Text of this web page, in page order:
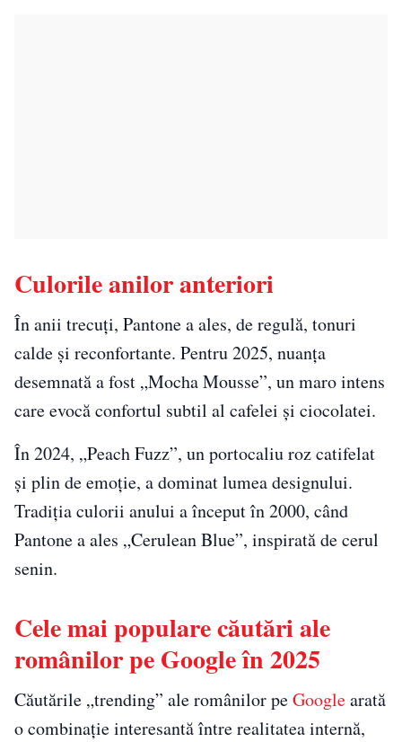
Culorile anilor anteriori
În anii trecuți, Pantone a ales, de regulă, tonuri
calde și reconfortante. Pentru 2025, nuanța
desemnată a fost „Mocha Mousse”, un maro intens
care evocă confortul subtil al cafelei și ciocolatei.
În 2024, „Peach Fuzz”, un portocaliu roz catifelat
și plin de emoție, a dominat lumea designului.
Tradiția culorii anului a început în 2000, când
Pantone a ales „Cerulean Blue”, inspirată de cerul
senin.
Cele mai populare căutări ale
românilor pe Google în 2025
Căutările „trending” ale românilor peGooglearată
o combinație interesantă între realitatea internă,